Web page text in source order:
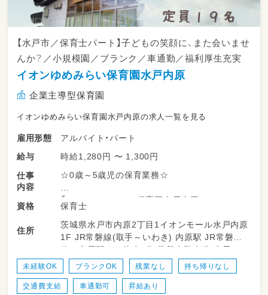
【水戸市／保育士パート】子どもの笑顔に、また会いませ
んか？／小規模園／ブランク／車通勤／福利厚生充実
イオンゆめみらい保育園水戸内原
企業主導型保育園
イオンゆめみらい保育園水戸内原の求人一覧を見る
雇用形態
アルバイト・パート
給与
時給1,280円 〜 1,300円
仕事
内容
☆0歳～5歳児の保育業務☆
「イオンゆめみらい保育園水戸内原」
定員：19名
対象年齢：0歳児～未就学児まで
・乳幼児の保育
・簡単な保育書類の記入
・製作、行事の企画実施の補助 など
資格 保育士
住所
茨城県水戸市内原2丁目1イオンモール水戸内原
1F JR常磐線(取手～いわき) 内原駅 JR常磐
線 内原駅より徒歩8分 常磐自動車道 水戸IC
より2㎞
未経験OK ブランクOK 残業なし 持ち帰りなし
交通費支給 車通勤可 昇給あり